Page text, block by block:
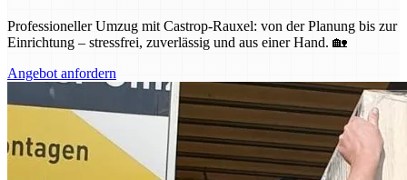
Professioneller Umzug mit Castrop-Rauxel: von der Planung bis zur
Einrichtung – stressfrei, zuverlässig und aus einer Hand. 🏡
Angebot anfordern